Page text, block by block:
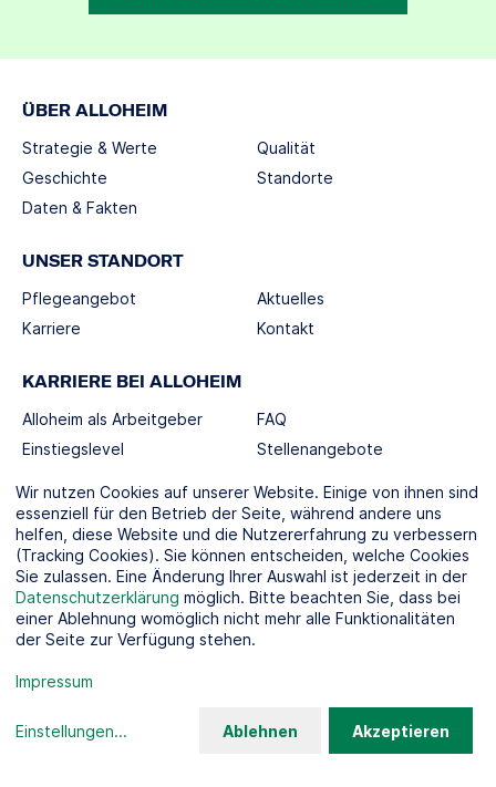
ÜBER ALLOHEIM
Strategie & Werte
Geschichte
Daten & Fakten
Qualität
Standorte
UNSER STANDORT
Pflegeangebot
Karriere
Aktuelles
Kontakt
KARRIERE BEI ALLOHEIM
Alloheim als Arbeitgeber
Einstiegslevel
FAQ
Stellenangebote
SOCIAL MEDIA
KOOPERATIONSPARTNER
Wir nutzen Cookies auf unserer Website. Einige von ihnen sind
essenziell für den Betrieb der Seite, während andere uns
helfen, diese Website und die Nutzererfahrung zu verbessern
(Tracking Cookies). Sie können entscheiden, welche Cookies
Sie zulassen. Eine Änderung Ihrer Auswahl ist jederzeit in der
Datenschutzerklärung möglich. Bitte beachten Sie, dass bei
einer Ablehnung womöglich nicht mehr alle Funktionalitäten
der Seite zur Verfügung stehen.
Impressum
Einstellungen... Ablehnen Akzeptieren